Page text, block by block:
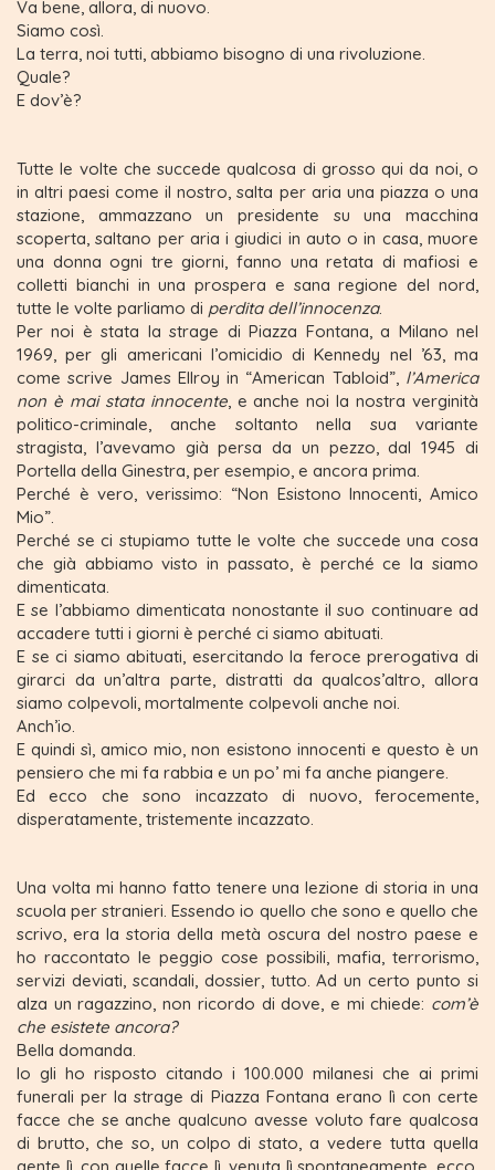
Va bene, allora, di nuovo.
Siamo così.
La terra, noi tutti, abbiamo bisogno di una rivoluzione.
Quale?
E dov’è?
Tutte le volte che succede qualcosa di grosso qui da noi, o
in altri paesi come il nostro, salta per aria una piazza o una
stazione, ammazzano un presidente su una macchina
scoperta, saltano per aria i giudici in auto o in casa, muore
una donna ogni tre giorni, fanno una retata di mafiosi e
colletti bianchi in una prospera e sana regione del nord,
tutte le volte parliamo di perdita dell’innocenza.
Per noi è stata la strage di Piazza Fontana, a Milano nel
1969, per gli americani l’omicidio di Kennedy nel ’63, ma
come scrive James Ellroy in “American Tabloid”, l’America
non è mai stata innocente, e anche noi la nostra verginità
politico-criminale, anche soltanto nella sua variante
stragista, l’avevamo già persa da un pezzo, dal 1945 di
Portella della Ginestra, per esempio, e ancora prima.
Perché è vero, verissimo: “Non Esistono Innocenti, Amico
Mio”.
Perché se ci stupiamo tutte le volte che succede una cosa
che già abbiamo visto in passato, è perché ce la siamo
dimenticata.
E se l’abbiamo dimenticata nonostante il suo continuare ad
accadere tutti i giorni è perché ci siamo abituati.
E se ci siamo abituati, esercitando la feroce prerogativa di
girarci da un’altra parte, distratti da qualcos’altro, allora
siamo colpevoli, mortalmente colpevoli anche noi.
Anch’io.
E quindi sì, amico mio, non esistono innocenti e questo è un
pensiero che mi fa rabbia e un po’ mi fa anche piangere.
Ed ecco che sono incazzato di nuovo, ferocemente,
disperatamente, tristemente incazzato.
Una volta mi hanno fatto tenere una lezione di storia in una
scuola per stranieri. Essendo io quello che sono e quello che
scrivo, era la storia della metà oscura del nostro paese e
ho raccontato le peggio cose possibili, mafia, terrorismo,
servizi deviati, scandali, dossier, tutto. Ad un certo punto si
alza un ragazzino, non ricordo di dove, e mi chiede: com’è
che esistete ancora?
Bella domanda.
Io gli ho risposto citando i 100.000 milanesi che ai primi
funerali per la strage di Piazza Fontana erano lì con certe
facce che se anche qualcuno avesse voluto fare qualcosa
di brutto, che so, un colpo di stato, a vedere tutta quella